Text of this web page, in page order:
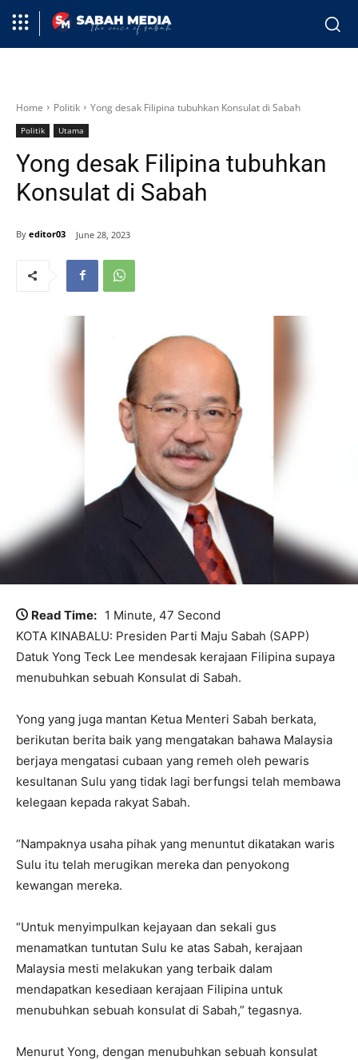
Home Politik Yong desak Filipina tubuhkan Konsulat di Sabah
Politik Utama
Yong desak Filipina tubuhkan
Konsulat di Sabah
By editor03 June 28, 2023
Read Time: 1 Minute, 47 Second
KOTA KINABALU: Presiden Parti Maju Sabah (SAPP)
Datuk Yong Teck Lee mendesak kerajaan Filipina supaya
menubuhkan sebuah Konsulat di Sabah.
Yong yang juga mantan Ketua Menteri Sabah berkata,
berikutan berita baik yang mengatakan bahawa Malaysia
berjaya mengatasi cubaan yang remeh oleh pewaris
kesultanan Sulu yang tidak lagi berfungsi telah membawa
kelegaan kepada rakyat Sabah.
“Nampaknya usaha pihak yang menuntut dikatakan waris
Sulu itu telah merugikan mereka dan penyokong
kewangan mereka.
“Untuk menyimpulkan kejayaan dan sekali gus
menamatkan tuntutan Sulu ke atas Sabah, kerajaan
Malaysia mesti melakukan yang terbaik dalam
mendapatkan kesediaan kerajaan Filipina untuk
menubuhkan sebuah konsulat di Sabah,” tegasnya.
Menurut Yong, dengan menubuhkan sebuah konsulat